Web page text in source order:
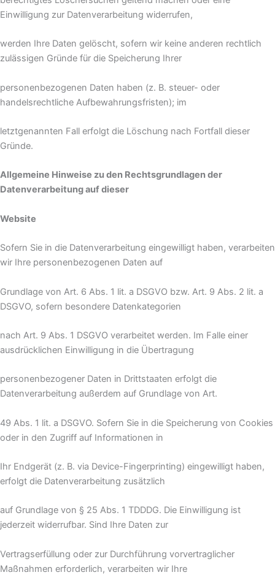
Einwilligung zur Datenverarbeitung widerrufen,
werden Ihre Daten gelöscht, sofern wir keine anderen rechtlich
zulässigen Gründe für die Speicherung Ihrer
personenbezogenen Daten haben (z. B. steuer- oder
handelsrechtliche Aufbewahrungsfristen); im
letztgenannten Fall erfolgt die Löschung nach Fortfall dieser
Gründe.
Allgemeine Hinweise zu den Rechtsgrundlagen der
Datenverarbeitung auf dieser
Website
Sofern Sie in die Datenverarbeitung eingewilligt haben, verarbeiten
wir Ihre personenbezogenen Daten auf
Grundlage von Art. 6 Abs. 1 lit. a DSGVO bzw. Art. 9 Abs. 2 lit. a
DSGVO, sofern besondere Datenkategorien
nach Art. 9 Abs. 1 DSGVO verarbeitet werden. Im Falle einer
ausdrücklichen Einwilligung in die Übertragung
personenbezogener Daten in Drittstaaten erfolgt die
Datenverarbeitung außerdem auf Grundlage von Art.
49 Abs. 1 lit. a DSGVO. Sofern Sie in die Speicherung von Cookies
oder in den Zugriff auf Informationen in
Ihr Endgerät (z. B. via Device-Fingerprinting) eingewilligt haben,
erfolgt die Datenverarbeitung zusätzlich
auf Grundlage von § 25 Abs. 1 TDDDG. Die Einwilligung ist
jederzeit widerrufbar. Sind Ihre Daten zur
Vertragserfüllung oder zur Durchführung vorvertraglicher
Maßnahmen erforderlich, verarbeiten wir Ihre